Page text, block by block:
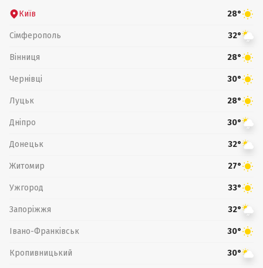
Київ 28°
Сімферополь 32°
Вінниця 28°
Чернівці 30°
Луцьк 28°
Дніпро 30°
Донецьк 32°
Житомир 27°
Ужгород 33°
Запоріжжя 32°
Івано-Франківськ 30°
Кропивницький 30°